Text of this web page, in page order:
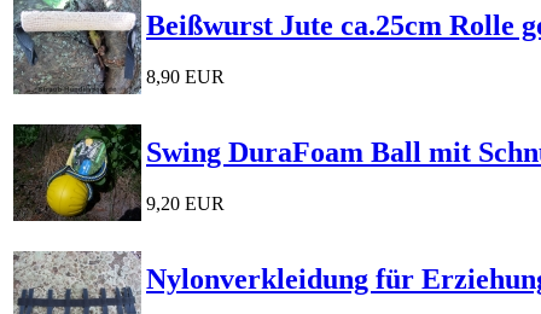
Beißwurst Jute ca.25cm Rolle
8,90 EUR
Swing DuraFoam Ball mit
9,20 EUR
Nylonverkleidung für